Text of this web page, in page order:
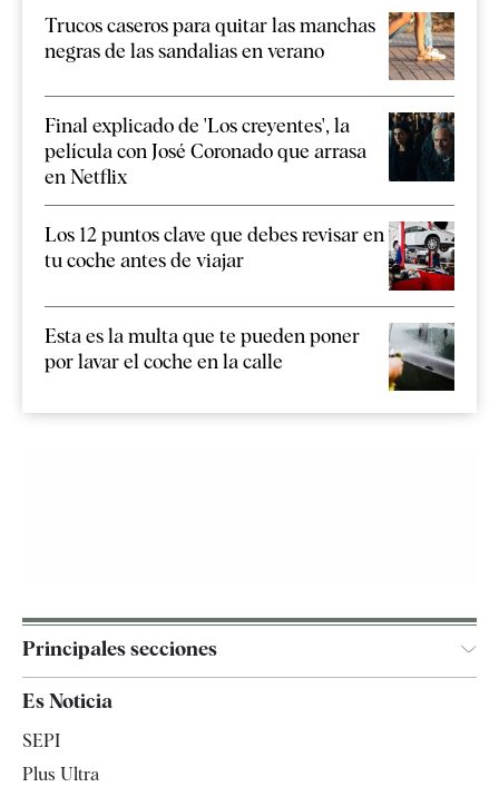
Trucos caseros para quitar las manchas
negras de las sandalias en verano
Final explicado de 'Los creyentes', la
película con José Coronado que arrasa
en Netflix
Los 12 puntos clave que debes revisar en
tu coche antes de viajar
Esta es la multa que te pueden poner
por lavar el coche en la calle
Principales secciones
España
Es Noticia
SEPI
Plus Ultra